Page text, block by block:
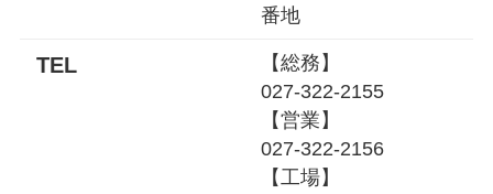
番地
TEL
【総務】
027-322-2155
【営業】
027-322-2156
【工場】